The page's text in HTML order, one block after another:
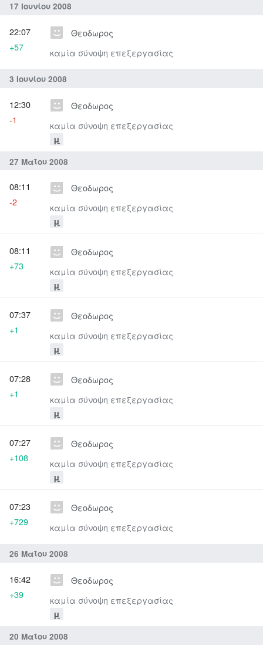
17 Ιουνίου 2008
Θεοδωρος
καμία σύνοψη επεξεργασίας
22:07
+57
3 Ιουνίου 2008
Θεοδωρος
καμία σύνοψη επεξεργασίας
μ
12:30
-1
27 Μαΐου 2008
Θεοδωρος
καμία σύνοψη επεξεργασίας
μ
08:11
-2
Θεοδωρος
καμία σύνοψη επεξεργασίας
μ
08:11
+73
Θεοδωρος
καμία σύνοψη επεξεργασίας
μ
07:37
+1
Θεοδωρος
καμία σύνοψη επεξεργασίας
μ
07:28
+1
Θεοδωρος
καμία σύνοψη επεξεργασίας
μ
07:27
+108
Θεοδωρος
καμία σύνοψη επεξεργασίας
07:23
+729
26 Μαΐου 2008
Θεοδωρος
καμία σύνοψη επεξεργασίας
μ
16:42
+39
20 Μαΐου 2008